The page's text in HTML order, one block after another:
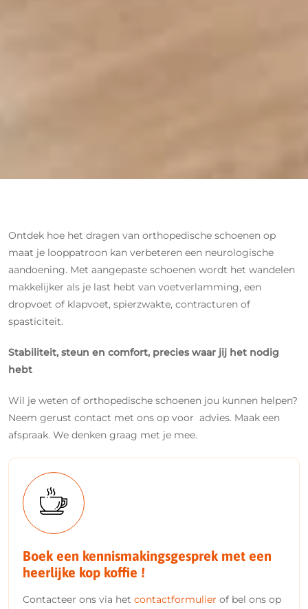
Ontdek hoe het dragen van orthopedische schoenen op
maat je looppatroon kan verbeteren een neurologische
aandoening. Met aangepaste schoenen wordt het wandelen
makkelijker als je last hebt van voetverlamming, een
dropvoet of klapvoet, spierzwakte, contracturen of
spasticiteit.
Stabiliteit, steun en comfort, precies waar jij het nodig
hebt
Wil je weten of orthopedische schoenen jou kunnen helpen?
Neem gerust contact met ons op voor advies. Maak een
afspraak. We denken graag met je mee.
Boek een kennismakingsgesprek met een
heerlijke kop koffie !
Contacteer ons via het contactformulier of bel ons op